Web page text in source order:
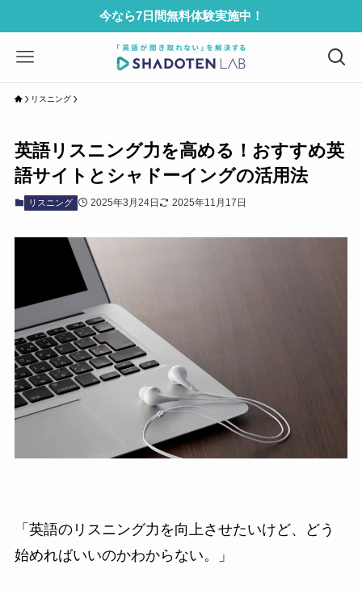
今なら7日間無料体験実施中！
リスニング
英語リスニング力を高める！おすすめ英
語サイトとシャドーイングの活用法
リスニング 2025年3月24日 2025年11月17日
「英語のリスニング力を向上させたいけど、どう
始めればいいのかわからない。」